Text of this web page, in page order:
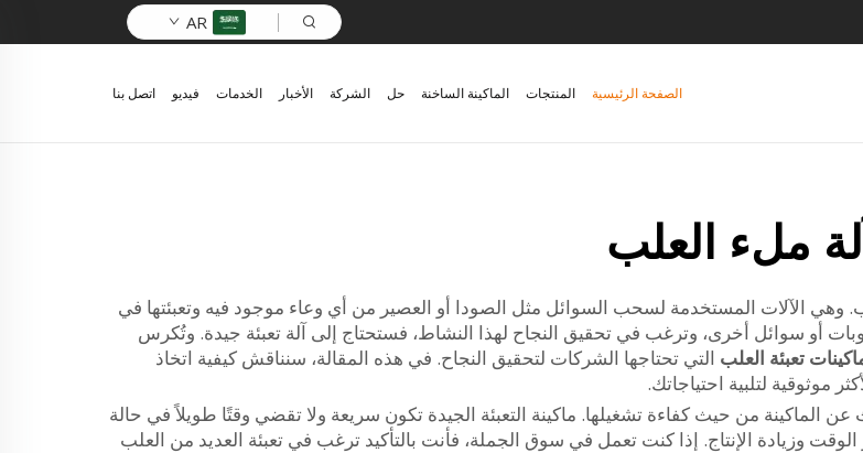
AR
الصفحة الرئيسية المنتجات الماكينة الساخنة حل الشركة الأخبار الخدمات فيديو اتصل بنا
آلة ملء العلب
وهي الآلات المستخدمة لسحب السوائل مثل الصودا أو العصير من أي وعاء موجود فيه وتعبئتها في
أو سوائل أخرى، وترغب في تحقيق النجاح لهذا النشاط، فستحتاج إلى آلة تعبئة جيدة. وتُكرس
تعبئة العلب التي تحتاجها الشركات لتحقيق النجاح. في هذه المقالة، سنناقش كيفية اتخاذ
موثوقية لتلبية احتياجاتك.
الماكينة من حيث كفاءة تشغيلها. ماكينة التعبئة الجيدة تكون سريعة ولا تقضي وقتًا طويلاً في حالة
وزيادة الإنتاج. إذا كنت تعمل في سوق الجملة، فأنت بالتأكيد ترغب في تعبئة العديد من العلب